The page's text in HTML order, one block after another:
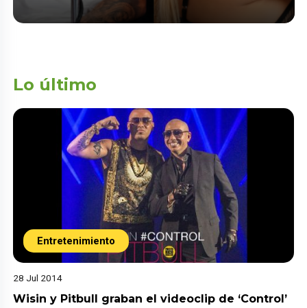
Lo último
Entretenimiento
28 Jul 2014
Wisin y Pitbull graban el videoclip de ‘Control’